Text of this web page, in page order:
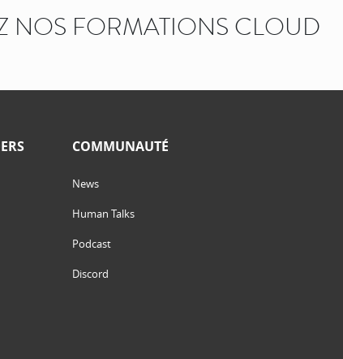
NOS FORMATIONS CLOUD
COMMUNAUTÉ
News
Human Talks
Podcast
Discord